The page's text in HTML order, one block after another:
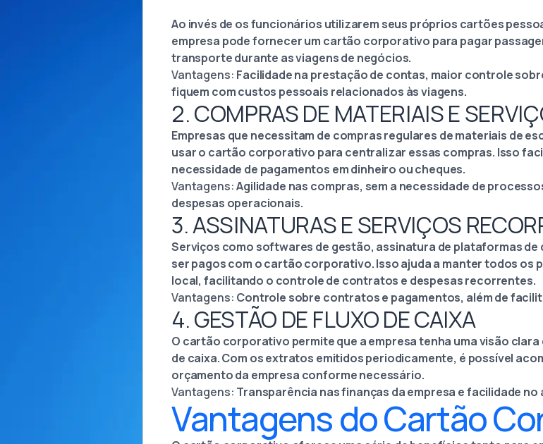
Ao invés de os funcionários utilizarem seus próprios cartões
empresa pode fornecer um cartão corporativo para pagar
transporte durante as viagens de negócios.
Vantagens: Facilidade na prestação de contas, maior controle
fiquem com custos pessoais relacionados às viagens.
2. COMPRAS DE MATERIAIS E
Empresas que necessitam de compras regulares de materiais de
usar o cartão corporativo para centralizar essas compras. Isso
necessidade de pagamentos em dinheiro ou cheques.
Vantagens:Agilidade nas compras, sem a necessidade de
despesas operacionais.
3. ASSINATURAS E SERVIÇOS
Serviços como softwares de gestão, assinatura de plataformas
ser pagos com o cartão corporativo. Isso ajuda a manter todos os
local, facilitando o controle de contratos e despesas recorrentes.
Vantagens: Controle sobre contratos e pagamentos, além de
4. GESTÃO DE FLUXO DE CAIXA
O cartão corporativo permite que a empresa tenha uma visão
de caixa. Com os extratos emitidos periodicamente, é possível
orçamento da empresa conforme necessário.
Vantagens: Transparência nas finanças da empresa e facilidade
Vantagens do Cartão